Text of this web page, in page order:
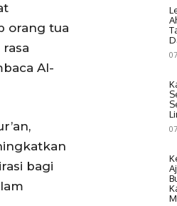
orang tua
Al-
bagi